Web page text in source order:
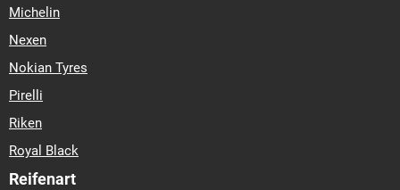
Michelin
Nexen
Nokian Tyres
Pirelli
Riken
Royal Black
Reifenart